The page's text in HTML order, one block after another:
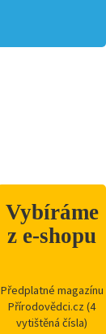
Vybíráme
z e-shopu
Předplatné magazínu
Přírodovědci.cz (4
vytištěná čísla)